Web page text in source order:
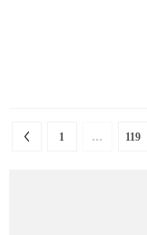
1 … 119